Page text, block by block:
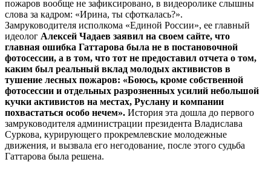
пожаров вообще не зафиксировано, в видеоролике слышны
слова за кадром: «Ирина, ты сфоткалась?».
Замруководителя исполкома «Единой России», ее главный
идеолог Алексей Чадаев заявил на своем сайте, что
главная ошибка Гаттарова была не в постановочной
фотосессии, а в том, что тот не предоставил отчета о том,
каким был реальный вклад молодых активистов в
тушение лесных пожаров: «Боюсь, кроме собственной
фотосессии и отдельных разрозненных усилий небольшой
кучки активистов на местах, Руслану и компании
похвастаться особо нечем». История эта дошла до первого
замруководителя администрации президента Владислава
Суркова, курирующего прокремлевские молодежные
движения, и вызвала его негодование, после этого судьба
Гаттарова была решена.